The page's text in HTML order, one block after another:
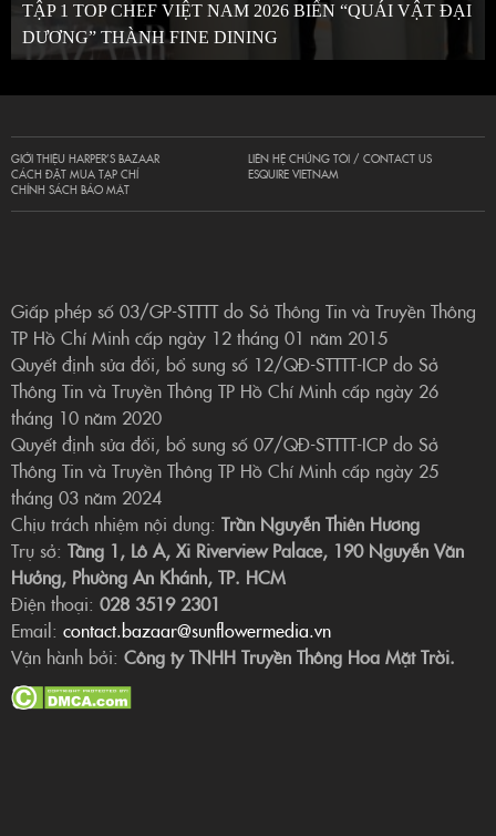
TẬP 1 TOP CHEF VIỆT NAM 2026 BIẾN “QUÁI VẬT ĐẠI
DƯƠNG” THÀNH FINE DINING
GIỚI THIỆU HARPER’S BAZAAR
CÁCH ĐẶT MUA TẠP CHÍ
CHÍNH SÁCH BẢO MẬT
LIÊN HỆ CHÚNG TÔI / CONTACT US
ESQUIRE VIETNAM
Giấp phép số 03/GP-STTTT do Sở Thông Tin và Truyền Thông
TP Hồ Chí Minh cấp ngày 12 tháng 01 năm 2015
Quyết định sửa đổi, bổ sung số 12/QĐ-STTTT-ICP do Sở
Thông Tin và Truyền Thông TP Hồ Chí Minh cấp ngày 26
tháng 10 năm 2020
Quyết định sửa đổi, bổ sung số 07/QĐ-STTTT-ICP do Sở
Thông Tin và Truyền Thông TP Hồ Chí Minh cấp ngày 25
tháng 03 năm 2024
Chịu trách nhiệm nội dung: Trần Nguyễn Thiên Hương
Trụ sở: Tầng 1, Lô A, Xi Riverview Palace, 190 Nguyễn Văn
Hưởng, Phường An Khánh, TP. HCM
Điện thoại: 028 3519 2301
Email: contact.bazaar@sunflowermedia.vn
Vận hành bởi: Công ty TNHH Truyền Thông Hoa Mặt Trời.